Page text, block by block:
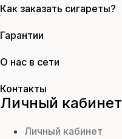
Как заказать сигареты?
Гарантии
О нас в сети
Контакты
Личный кабинет
Личный кабинет